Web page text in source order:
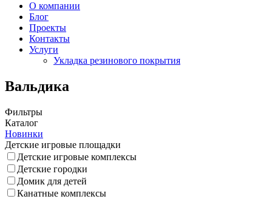
О компании
Блог
Проекты
Контакты
Услуги
Укладка резинового покрытия
Вальдика
Фильтры
Каталог
Новинки
Детские игровые площадки
Детские игровые комплексы
Детские городки
Домик для детей
Канатные комплексы